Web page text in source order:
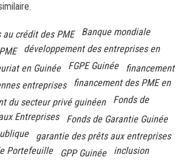
ag
er
au crédit des PME
Banque mondiale
développement des entreprises en
en Guinée FGPE Guinée
financement
entreprises
financement des PME en
du secteur privé guinéen
Fonds de
Entreprises
Fonds de Garantie Guinée
garantie des prêts aux entreprises
Portefeuille
GPP Guinée
inclusion